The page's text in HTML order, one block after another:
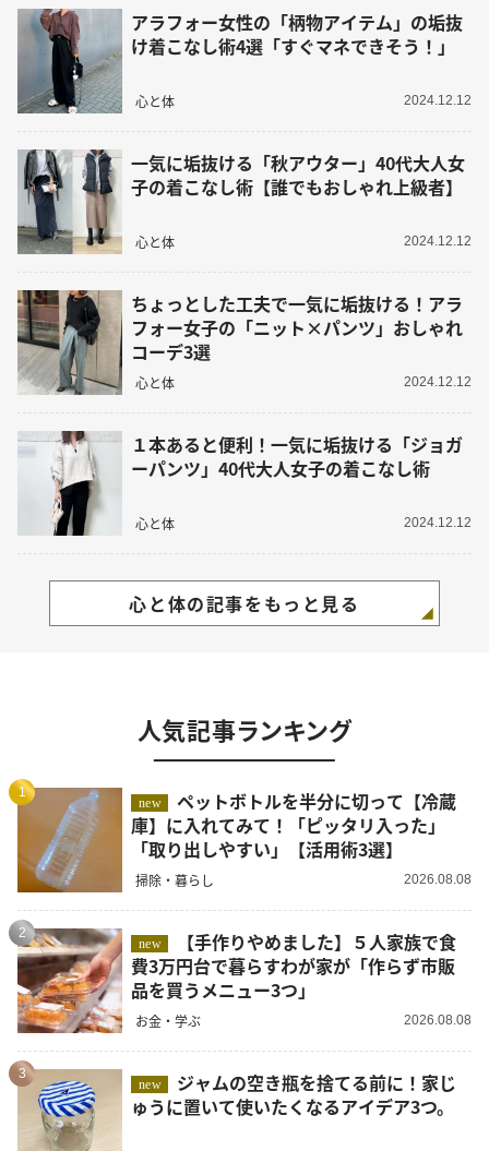
アラフォー女性の「柄物アイテム」の垢抜
け着こなし術4選「すぐマネできそう！」
心と体 2024.12.12
一気に垢抜ける「秋アウター」40代大人女
子の着こなし術【誰でもおしゃれ上級者】
心と体 2024.12.12
ちょっとした工夫で一気に垢抜ける！アラ
フォー女子の「ニット×パンツ」おしゃれ
コーデ3選
心と体 2024.12.12
１本あると便利！一気に垢抜ける「ジョガ
ーパンツ」40代大人女子の着こなし術
心と体 2024.12.12
心と体の記事をもっと見る
人気記事ランキング
1
new
ペットボトルを半分に切って【冷蔵
庫】に入れてみて！「ピッタリ入った」
「取り出しやすい」【活用術3選】
掃除・暮らし 2026.08.08
2
new
費3万円台で暮らすわが家が「作らず市販
品を買うメニュー3つ」
お金・学ぶ 2026.08.08
3
new
ゅうに置いて使いたくなるアイデア3つ。